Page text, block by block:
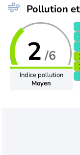
Pollution
2 /6
Indice pollution
Moyen